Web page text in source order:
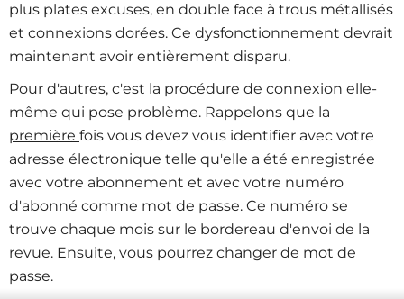
plus plates excuses, en double face à trous métallisés
et connexions dorées. Ce dysfonctionnement devrait
maintenant avoir entièrement disparu.
Pour d'autres, c'est la procédure de connexion elle-
même qui pose problème. Rappelons que la
première fois vous devez vous identifier avec votre
adresse électronique telle qu'elle a été enregistrée
avec votre abonnement et avec votre numéro
d'abonné comme mot de passe. Ce numéro se
trouve chaque mois sur le bordereau d'envoi de la
revue. Ensuite, vous pourrez changer de mot de
passe.